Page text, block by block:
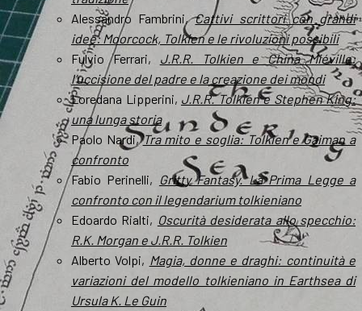
Alessandro Fambrini,Cattivi scrittori con grandi
idee: Moorcock, Tolkien e le rivoluzioni possibili
Fulvio Ferrari, J.R.R. Tolkien e China Miéville:
l’uccisione del padre e la creazione dei mondi
Loredana Lipperini, J.R.R. Tolkien e Stephen King:
una lunga storia
Paolo Nardi,Tra mito e soglia: Tolkien e Gaiman a
confronto
Fabio Perinelli, Gritty Fantasy. La Prima Legge a
confronto con il legendarium tolkieniano
Edoardo Rialti, Oscurità desiderata allo specchio:
R.K. Morgan e J.R.R. Tolkien
Alberto Volpi, Magia, donne e draghi: continuità e
variazioni del modello tolkieniano in Earthsea di
Ursula K. Le Guin